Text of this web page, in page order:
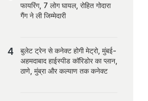
फायरिंग, 7 लोग घायल, रोहित गोदारा
गैंग ने ली जिम्मेदारी
बुलेट ट्रेन से कनेक्ट होगी मेट्रो, मुंबई-
अहमदाबाद हाईस्पीड कॉरिडोर का प्लान,
ठाणे, मुंब्रा और कल्याण तक कनेक्ट